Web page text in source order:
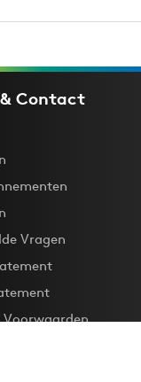
Contact
Vragen
Voorwaarden